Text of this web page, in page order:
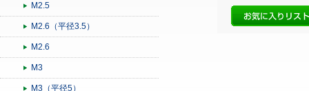
M2.5
M2.6（平径3.5）
M2.6
M3
M3（平径5）